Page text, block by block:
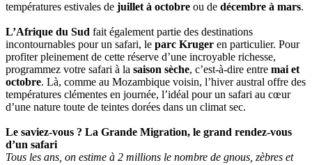
températures estivales de juillet à octobre ou de décembre à mars.
L’Afrique du Sud fait également partie des destinations
incontournables pour un safari, le parc Kruger en particulier. Pour
profiter pleinement de cette réserve d’une incroyable richesse,
programmez votre safari à la saison sèche, c’est-à-dire entre mai et
octobre. Là, comme au Mozambique voisin, l’hiver austral offre des
températures clémentes en journée, l’idéal pour un safari au cœur
d’une nature toute de teintes dorées dans un climat sec.
Le saviez-vous ? La Grande Migration, le grand rendez-vous
d’un safari
Tous les ans, on estime à 2 millions le nombre de gnous, zèbres et